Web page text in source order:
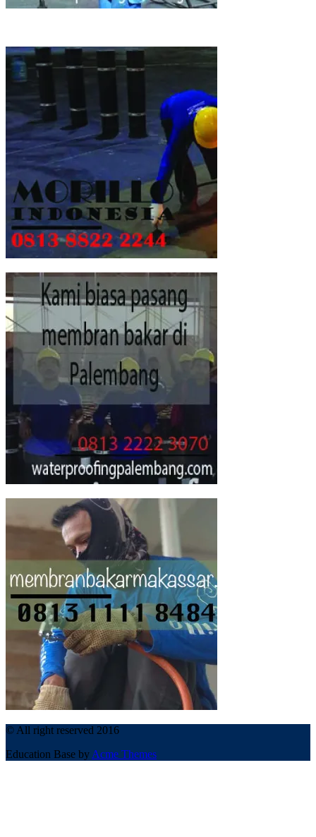
© All right reserved 2016
Education Base by Acme Themes